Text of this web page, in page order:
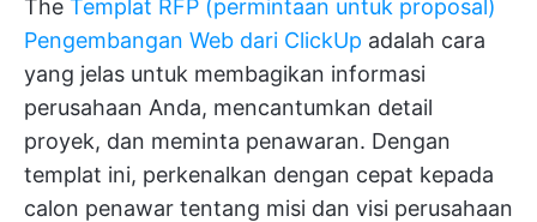
The Templat RFP (permintaan untuk proposal)
Pengembangan Web dari ClickUp adalah cara
yang jelas untuk membagikan informasi
perusahaan Anda, mencantumkan detail
proyek, dan meminta penawaran. Dengan
templat ini, perkenalkan dengan cepat kepada
calon penawar tentang misi dan visi perusahaan